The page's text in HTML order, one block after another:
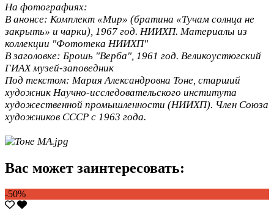
На фотографиях:
В анонсе: Комплект «Мир» (братина «Тучам солнца не
закрыть» и чарки), 1967 год. НИИХП. Материалы из
коллекции "Фототека НИИХП"
В заголовке: Брошь "Верба", 1961 год. Великоустюгский
ГИАХ музей-заповедник
Под текстом: Мария Александровна Тоне, старший
художник Научно-исследовательского института
художественной промышленности (НИИХП). Член Союза
художников СССР с 1963 года.
Вас может заинтересовать:
-50%